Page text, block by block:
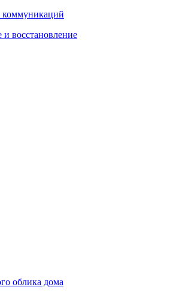
коммуникаций
восстановление
облика дома